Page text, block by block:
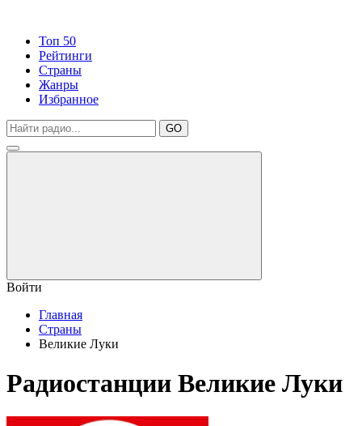
Топ 50
Рейтинги
Страны
Жанры
Избранное
GO
Войти
Главная
Страны
Великие Луки
Радиостанции Великие Луки